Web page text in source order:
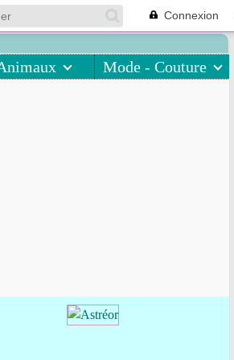
Connexion
Mode - Couture